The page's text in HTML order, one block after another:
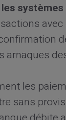
les
sans